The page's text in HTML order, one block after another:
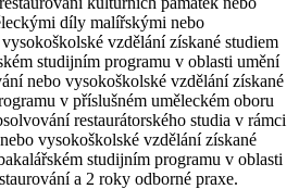
díly malířskými nebo
vzdělání získané studiem
studijním programu v oblasti umění
nebo vysokoškolské vzdělání získané
v příslušném uměleckém oboru
restaurátorského studia v rámci
vysokoškolské vzdělání získané
studijním programu v oblasti
a 2 roky odborné praxe.